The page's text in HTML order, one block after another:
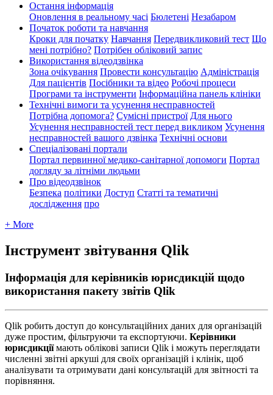
Остання інформація
Оновлення в реальному часі Бюлетені Незабаром
Початок роботи та навчання
Кроки для початку Навчання Передвикликовий тест Що
мені потрібно? Потрібен обліковий запис
Використання відеодзвінка
Зона очікування Провести консультацію Адміністрація
Для пацієнтів Посібники та відео Робочі процеси
Програми та інструменти Інформаційна панель клініки
Технічні вимоги та усунення несправностей
Потрібна допомога? Сумісні пристрої Для нього
Усунення несправностей тест перед викликом Усунення
несправностей вашого дзвінка Технічні основи
Спеціалізовані портали
Портал первинної медико-санітарної допомоги Портал
догляду за літніми людьми
Про відеодзвінок
Безпека політики Доступ Статті та тематичні
дослідження про
+ More
Інструмент звітування Qlik
Інформація для керівників юрисдикцій щодо
використання пакету звітів Qlik
Qlik робить доступ до консультаційних даних для організацій
дуже простим, фільтруючи та експортуючи. Керівники
юрисдикції мають облікові записи Qlik і можуть переглядати
численні звітні аркуші для своїх організацій і клінік, щоб
аналізувати та отримувати дані консультацій для звітності та
порівняння.